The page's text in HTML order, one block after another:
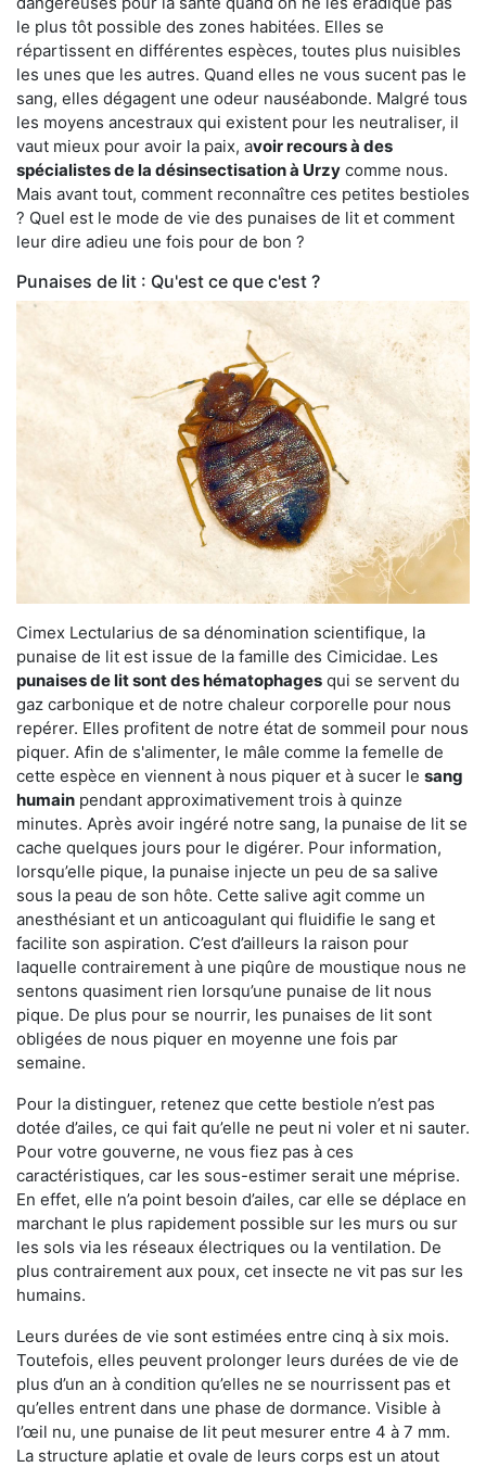
le plus tôt possible des zones habitées. Elles se
répartissent en différentes espèces, toutes plus nuisibles
les unes que les autres. Quand elles ne vous sucent pas le
sang, elles dégagent une odeur nauséabonde. Malgré tous
les moyens ancestraux qui existent pour les neutraliser, il
vaut mieux pour avoir la paix, avoir recours à des
spécialistes de la désinsectisation à Urzy comme nous.
Mais avant tout, comment reconnaître ces petites bestioles
? Quel est le mode de vie des punaises de lit et comment
leur dire adieu une fois pour de bon ?
Punaises de lit : Qu'est ce que c'est ?
Cimex Lectularius de sa dénomination scientifique, la
punaise de lit est issue de la famille des Cimicidae. Les
punaises de lit sont des hématophages qui se servent du
gaz carbonique et de notre chaleur corporelle pour nous
repérer. Elles profitent de notre état de sommeil pour nous
piquer. Afin de s'alimenter, le mâle comme la femelle de
cette espèce en viennent à nous piquer et à sucer le sang
humain pendant approximativement trois à quinze
minutes. Après avoir ingéré notre sang, la punaise de lit se
cache quelques jours pour le digérer. Pour information,
lorsqu’elle pique, la punaise injecte un peu de sa salive
sous la peau de son hôte. Cette salive agit comme un
anesthésiant et un anticoagulant qui fluidifie le sang et
facilite son aspiration. C’est d’ailleurs la raison pour
laquelle contrairement à une piqûre de moustique nous ne
sentons quasiment rien lorsqu’une punaise de lit nous
pique. De plus pour se nourrir, les punaises de lit sont
obligées de nous piquer en moyenne une fois par
semaine.
Pour la distinguer, retenez que cette bestiole n’est pas
dotée d’ailes, ce qui fait qu’elle ne peut ni voler et ni sauter.
Pour votre gouverne, ne vous fiez pas à ces
caractéristiques, car les sous-estimer serait une méprise.
En effet, elle n’a point besoin d’ailes, car elle se déplace en
marchant le plus rapidement possible sur les murs ou sur
les sols via les réseaux électriques ou la ventilation. De
plus contrairement aux poux, cet insecte ne vit pas sur les
humains.
Leurs durées de vie sont estimées entre cinq à six mois.
Toutefois, elles peuvent prolonger leurs durées de vie de
plus d’un an à condition qu’elles ne se nourrissent pas et
qu’elles entrent dans une phase de dormance. Visible à
l’œil nu, une punaise de lit peut mesurer entre 4 à 7 mm.
La structure aplatie et ovale de leurs corps est un atout